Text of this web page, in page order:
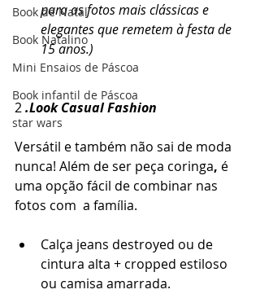
Book de Natal
Book Natalino
Mini Ensaios de Páscoa
Book infantil de Páscoa
star wars
para as fotos mais clássicas e
elegantes que remetem à festa de
15 anos.)
2 .Look Casual Fashion
Versátil e também não sai de moda
nunca! Além de ser peça coringa, é
uma opção fácil de combinar nas
fotos com  a família.
Calça jeans destroyed ou de
cintura alta + cropped estiloso
ou camisa amarrada.